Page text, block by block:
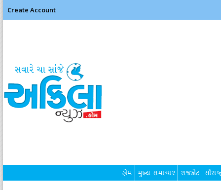
Create Account
હોમ મુખ્ય સમાચાર રાજકોટ